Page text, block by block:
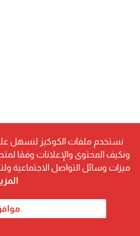
نستخدم ملفات الكوكيز لنسهل
ونكيف المحتوى والإعلانات وفقا
ميزات وسائل التواصل الاجتماعية